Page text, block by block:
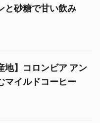
と18世紀初頭までの間、コ
ヒー栽培はイエメンで ...
と砂糖で甘い飲み
地】コロンビア アン
マイルドコーヒー